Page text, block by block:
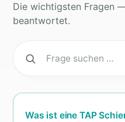
Die wichtigsten Fragen
beantwortet.
Was ist eine TAP